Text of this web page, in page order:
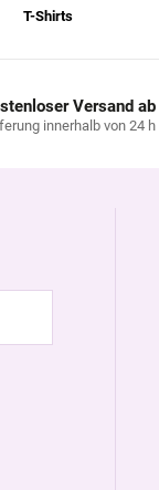
T-Shirts
Versand ab
innerhalb von 24 h